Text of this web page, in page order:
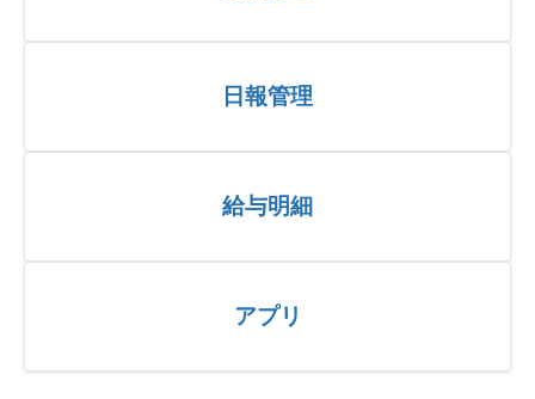
日報管理
給与明細
アプリ